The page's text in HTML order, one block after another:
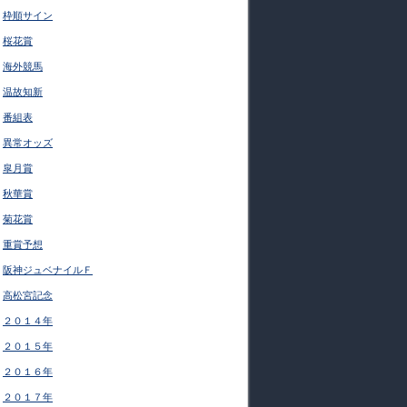
枠順サイン
桜花賞
海外競馬
温故知新
番組表
異常オッズ
皐月賞
秋華賞
菊花賞
重賞予想
阪神ジュベナイルＦ
高松宮記念
２０１４年
２０１５年
２０１６年
２０１７年